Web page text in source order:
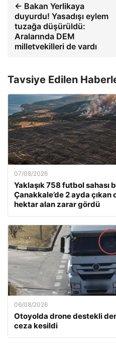
← Bakan Yerlikaya
duyurdu! Yasadışı eylem
tuzağa düşürüldü:
Aralarında DEM
milletvekilleri de vardı
Tavsiye Edilen
07/08/2026
Yaklaşık 758 futbol sahası
Çanakkale’de 2 ayda çıkan
hektar alan zarar gördü
06/08/2026
Otoyolda drone destekli
ceza kesildi